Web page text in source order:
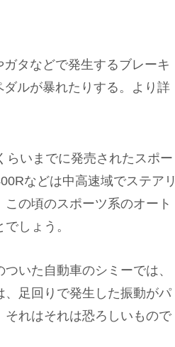
タなどで発生するブレーキ
ルが暴れたりする。より詳
らいまでに発売されたスポー
などは中高速域でステアリ
の頃のスポーツ系のオート
しょう。
いた自動車のシミーでは、
足回りで発生した振動がパ
れはそれは恐ろしいもので